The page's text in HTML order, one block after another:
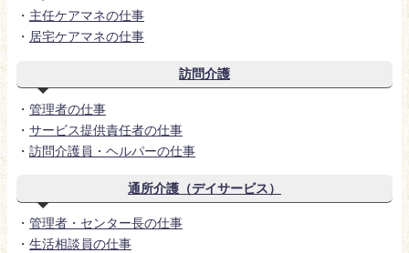
・ 主任ケアマネの仕事
・ 居宅ケアマネの仕事
訪問介護
・ 管理者の仕事
・ サービス提供責任者の仕事
・ 訪問介護員・ヘルパーの仕事
通所介護（デイサービス）
・ 管理者・センター長の仕事
・ 生活相談員の仕事